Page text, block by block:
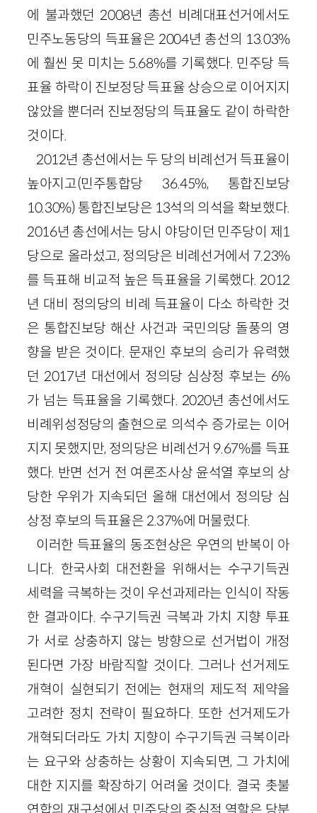
에 불과했던 2008년 총선 비례대표선거에서도
민주노동당의 득표율은 2004년 총선의 13.03%
에 훨씬 못 미치는 5.68%를 기록했다. 민주당 득
표율 하락이 진보정당 득표율 상승으로 이어지지
않았을 뿐더러 진보정당의 득표율도 같이 하락한
것이다.
2012년 총선에서는 두 당의 비례선거 득표율이
높아지고(민주통합당 36.45%, 통합진보당
10.30%) 통합진보당은 13석의 의석을 확보했다.
2016년 총선에서는 당시 야당이던 민주당이 제1
당으로 올라섰고, 정의당은 비례선거에서 7.23%
를 득표해 비교적 높은 득표율을 기록했다. 2012
년 대비 정의당의 비례 득표율이 다소 하락한 것
은 통합진보당 해산 사건과 국민의당 돌풍의 영
향을 받은 것이다. 문재인 후보의 승리가 유력했
던 2017년 대선에서 정의당 심상정 후보는 6%
가 넘는 득표율을 기록했다. 2020년 총선에서도
비례위성정당의 출현으로 의석수 증가로는 이어
지지 못했지만, 정의당은 비례선거 9.67%를 득표
했다. 반면 선거 전 여론조사상 윤석열 후보의 상
당한 우위가 지속되던 올해 대선에서 정의당 심
상정 후보의 득표율은 2.37%에 머물렀다.
이러한 득표율의 동조현상은 우연의 반복이 아
니다. 한국사회 대전환을 위해서는 수구기득권
세력을 극복하는 것이 우선과제라는 인식이 작동
한 결과이다. 수구기득권 극복과 가치 지향 투표
가 서로 상충하지 않는 방향으로 선거법이 개정
된다면 가장 바람직할 것이다. 그러나 선거제도
개혁이 실현되기 전에는 현재의 제도적 제약을
고려한 정치 전략이 필요하다. 또한 선거제도가
개혁되더라도 가치 지향이 수구기득권 극복이라
는 요구와 상충하는 상황이 지속되면, 그 가치에
대한 지지를 확장하기 어려울 것이다. 결국 촛불
연합의 재구성에서 민주당의 중심적 역할은 당분